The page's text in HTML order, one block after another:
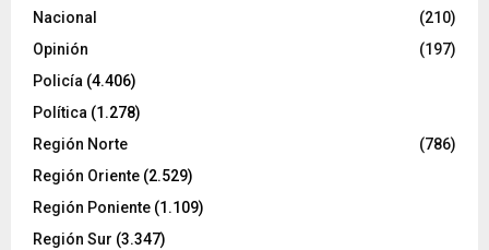
Nacional
(210)
Opinión
(197)
Policía (4.406)
Política (1.278)
Región Norte
(786)
Región Oriente (2.529)
Región Poniente (1.109)
Región Sur (3.347)